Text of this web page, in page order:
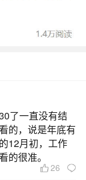
及运程都是
会引起大麻
：
之势，上半年
了一直没有结
的，说是年底有
12月初，工作
的很准。
26